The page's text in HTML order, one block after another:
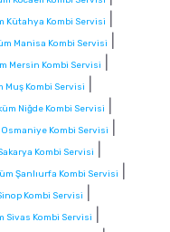
Kütahya Kombi Servisi
Manisa Kombi Servisi
Mersin Kombi Servisi
Muş Kombi Servisi
Niğde Kombi Servisi
Kombi Servisi
Kombi Servisi
Şanlıurfa Kombi Servisi
Kombi Servisi
Sivas Kombi Servisi